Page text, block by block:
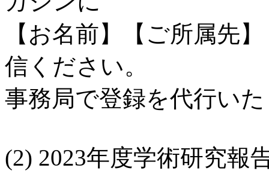
【お名前】【ご所属先
信ください。
事務局で登録を代行い
(2) 2023年度学術研究報